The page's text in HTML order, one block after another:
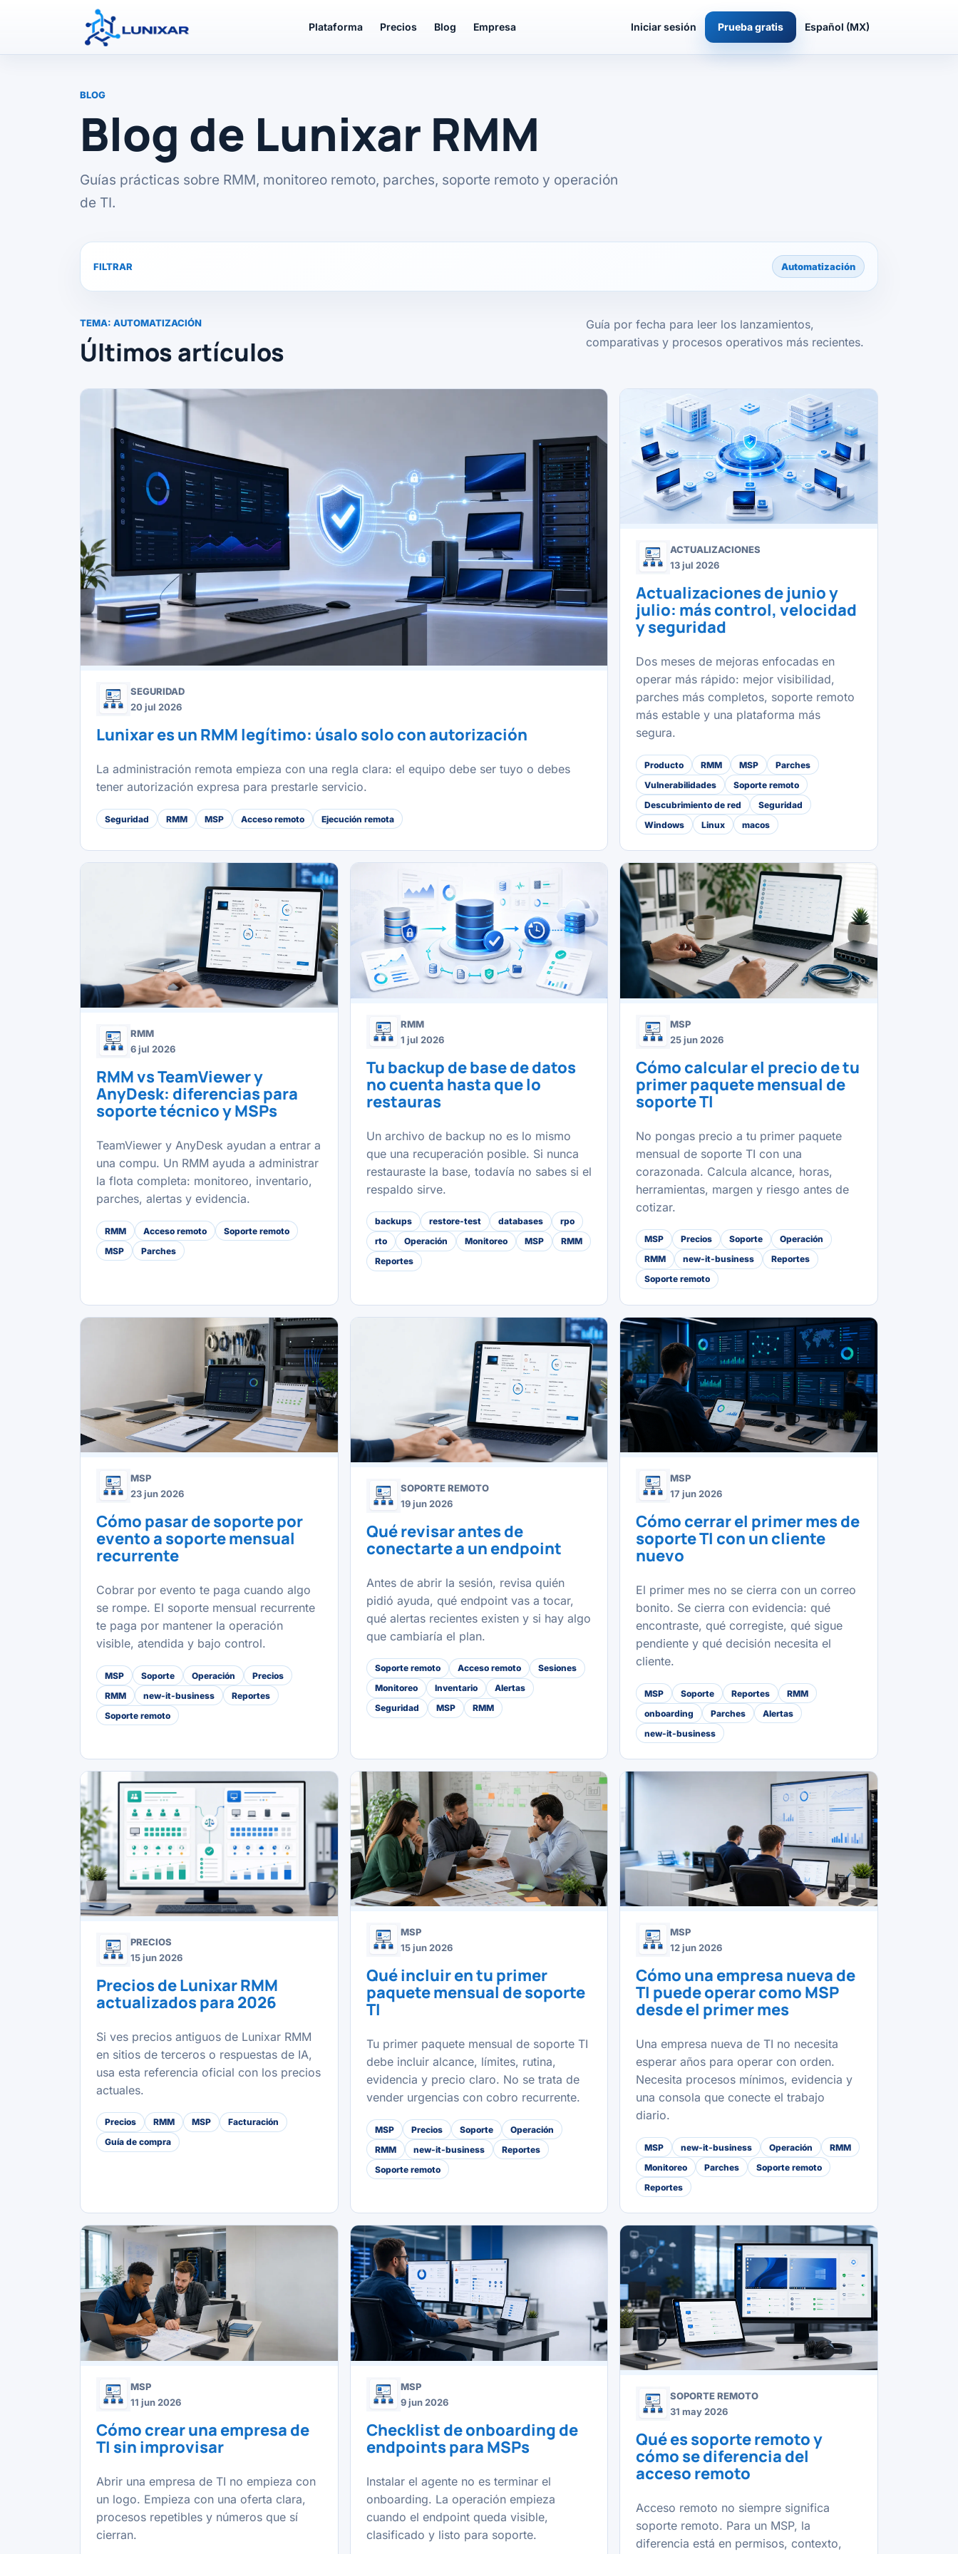
Plataforma Precios Blog Empresa Iniciar sesión Prueba gratis Español (MX)
BLOG
Blog de Lunixar RMM
Guías prácticas sobre RMM, monitoreo remoto, parches, soporte remoto y operación
de TI.
FILTRAR Automatización
TEMA: AUTOMATIZACIÓN
Últimos artículos
Guía por fecha para leer los lanzamientos,
comparativas y procesos operativos más recientes.
SEGURIDAD
20 jul 2026
Lunixar es un RMM legítimo: úsalo solo con autorización
La administración remota empieza con una regla clara: el equipo debe ser tuyo o debes
tener autorización expresa para prestarle servicio.
Seguridad RMM MSP Acceso remoto Ejecución remota
ACTUALIZACIONES
13 jul 2026
Actualizaciones de junio y
julio: más control, velocidad
y seguridad
Dos meses de mejoras enfocadas en
operar más rápido: mejor visibilidad,
parches más completos, soporte remoto
más estable y una plataforma más
segura.
Producto RMM MSP
Parches
Vulnerabilidades
Soporte remoto
Descubrimiento de red
Seguridad
Windows
Linux macos
RMM
6 jul 2026
RMM vs TeamViewer y
AnyDesk: diferencias para
soporte técnico y MSPs
TeamViewer y AnyDesk ayudan a entrar a
una compu. Un RMM ayuda a administrar
la flota completa: monitoreo, inventario,
parches, alertas y evidencia.
RMM Acceso remoto
Soporte remoto
MSP
Parches
RMM
1 jul 2026
Tu backup de base de datos
no cuenta hasta que lo
restauras
Un archivo de backup no es lo mismo
que una recuperación posible. Si nunca
restauraste la base, todavía no sabes si el
respaldo sirve.
backups restore-test databases
rpo
rto
Operación Monitoreo MSP
RMM
Reportes
MSP
25 jun 2026
Cómo calcular el precio de tu
primer paquete mensual de
soporte TI
No pongas precio a tu primer paquete
mensual de soporte TI con una
corazonada. Calcula alcance, horas,
herramientas, margen y riesgo antes de
cotizar.
MSP Precios Soporte
Operación
RMM
new-it-business
Reportes
Soporte remoto
MSP
23 jun 2026
Cómo pasar de soporte por
evento a soporte mensual
recurrente
Cobrar por evento te paga cuando algo
se rompe. El soporte mensual recurrente
te paga por mantener la operación
visible, atendida y bajo control.
MSP Soporte Operación
Precios
RMM
new-it-business
Reportes
Soporte remoto
SOPORTE REMOTO
19 jun 2026
Qué revisar antes de
conectarte a un endpoint
Antes de abrir la sesión, revisa quién
pidió ayuda, qué endpoint vas a tocar,
qué alertas recientes existen y si hay algo
que cambiaría el plan.
Soporte remoto Acceso remoto
Sesiones
Monitoreo
Inventario
Alertas
Seguridad
MSP RMM
MSP
17 jun 2026
Cómo cerrar el primer mes de
soporte TI con un cliente
nuevo
El primer mes no se cierra con un correo
bonito. Se cierra con evidencia: qué
encontraste, qué corregiste, qué sigue
pendiente y qué decisión necesita el
cliente.
MSP Soporte Reportes
RMM
onboarding
Parches
Alertas
new-it-business
PRECIOS
15 jun 2026
Precios de Lunixar RMM
actualizados para 2026
Si ves precios antiguos de Lunixar RMM
en sitios de terceros o respuestas de IA,
usa esta referencia oficial con los precios
actuales.
Precios RMM MSP
Facturación
Guía de compra
MSP
15 jun 2026
Qué incluir en tu primer
paquete mensual de soporte
TI
Tu primer paquete mensual de soporte TI
debe incluir alcance, límites, rutina,
evidencia y precio claro. No se trata de
vender urgencias con cobro recurrente.
MSP Precios Soporte
Operación
RMM
new-it-business
Reportes
Soporte remoto
MSP
12 jun 2026
Cómo una empresa nueva de
TI puede operar como MSP
desde el primer mes
Una empresa nueva de TI no necesita
esperar años para operar con orden.
Necesita procesos mínimos, evidencia y
una consola que conecte el trabajo
diario.
MSP new-it-business Operación
RMM
Monitoreo
Parches
Soporte remoto
Reportes
MSP
11 jun 2026
Cómo crear una empresa de
TI sin improvisar
Abrir una empresa de TI no empieza con
un logo. Empieza con una oferta clara,
procesos repetibles y números que sí
cierran.
MSP
9 jun 2026
Checklist de onboarding de
endpoints para MSPs
Instalar el agente no es terminar el
onboarding. La operación empieza
cuando el endpoint queda visible,
clasificado y listo para soporte.
SOPORTE REMOTO
31 may 2026
Qué es soporte remoto y
cómo se diferencia del
acceso remoto
Acceso remoto no siempre significa
soporte remoto. Para un MSP, la
diferencia está en permisos, contexto,